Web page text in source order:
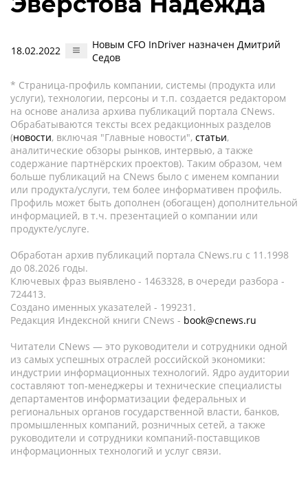
18.02.2022
Новым CFO InDriver назначен Дмитрий
Седов
* Страница-профиль компании, системы (продукта или
услуги), технологии, персоны и т.п. создается редактором
на основе анализа архива публикаций портала CNews.
Обрабатываются тексты всех редакционных разделов
(новости, включая "Главные новости", статьи,
аналитические обзоры рынков, интервью, а также
содержание партнёрских проектов). Таким образом, чем
больше публикаций на CNews было с именем компании
или продукта/услуги, тем более информативен профиль.
Профиль может быть дополнен (обогащен) дополнительной
информацией, в т.ч. презентацией о компании или
продукте/услуге.
Обработан архив публикаций портала CNews.ru c 11.1998
до 08.2026 годы.
Ключевых фраз выявлено - 1463328, в очереди разбора -
724413.
Создано именных указателей - 199231.
Редакция Индексной книги CNews - book@cnews.ru
Читатели CNews — это руководители и сотрудники одной
из самых успешных отраслей российской экономики:
индустрии информационных технологий. Ядро аудитории
составляют топ-менеджеры и технические специалисты
департаментов информатизации федеральных и
региональных органов государственной власти, банков,
промышленных компаний, розничных сетей, а также
руководители и сотрудники компаний-поставщиков
информационных технологий и услуг связи.